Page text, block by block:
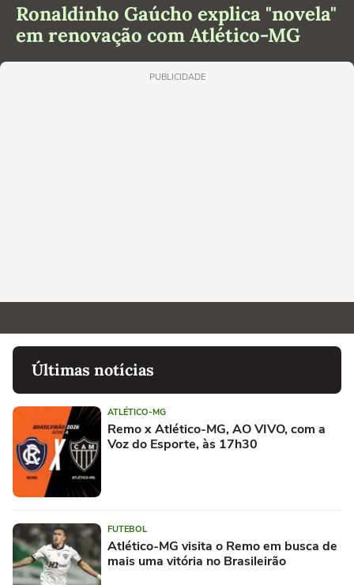
Ronaldinho Gaúcho explica "novela"
em renovação com Atlético-MG
PUBLICIDADE
Últimas notícias
ATLÉTICO-MG
Remo x Atlético-MG, AO VIVO, com a
Voz do Esporte, às 17h30
FUTEBOL
Atlético-MG visita o Remo em busca de
mais uma vitória no Brasileirão